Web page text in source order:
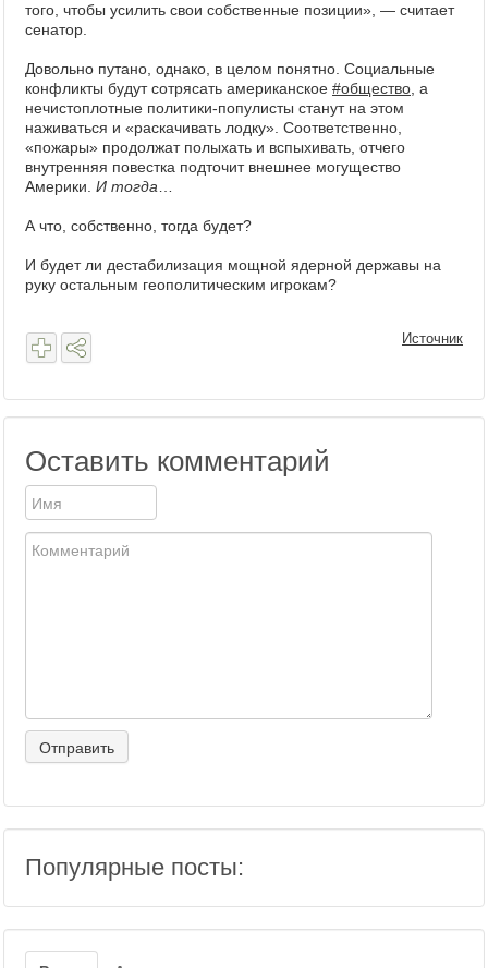
того, чтобы усилить свои собственные позиции», — считает
сенатор.
Довольно путано, однако, в целом понятно. Социальные
конфликты будут сотрясать американское #общество , а
нечистоплотные политики-популисты станут на этом
наживаться и «раскачивать лодку». Соответственно,
«пожары» продолжат полыхать и вспыхивать, отчего
внутренняя повестка подточит внешнее могущество
Америки. И тогда
А что, собственно, тогда будет?
И будет ли дестабилизация мощной ядерной державы на
руку остальным геополитическим игрокам?
Источник
Оставить комментарий
Популярные посты: